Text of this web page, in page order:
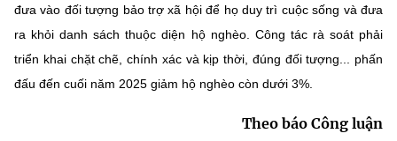
đưa vào đối tượng bảo trợ xã hội để họ duy trì cuộc sống và đưa
ra khỏi danh sách thuộc diện hộ nghèo. Công tác rà soát phải
triển khai chặt chẽ, chính xác và kịp thời, đúng đối tượng... phấn
đấu đến cuối năm 2025 giảm hộ nghèo còn dưới 3%.
Theo báo Công luận